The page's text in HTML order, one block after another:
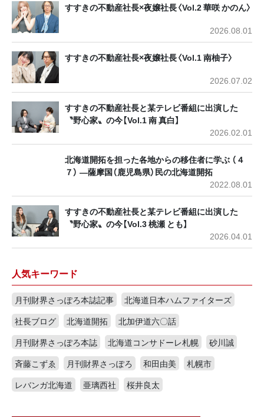
すすきの不動産社長×夜嬢社長〈Vol.2 華咲 かのん〉
2026.08.01
すすきの不動産社長×夜嬢社長〈Vol.1 南柚子〉
2026.07.02
すすきの不動産社長と某テレビ番組に出演した
〝野心家〟の今【Vol.1 南 真白】
2026.02.01
北海道開拓を担った各地からの移住者に学ぶ （４
７） ―薩摩国（鹿児島県）民の北海道開拓
2022.08.01
すすきの不動産社長と某テレビ番組に出演した
〝野心家〟の今【Vol.3 桃瀬 とも】
2026.04.01
人気キーワード
月刊財界さっぽろ本誌記事
北海道日本ハムファイターズ
社長ブログ
北海道開拓
北加伊道六〇話
月刊財界さっぽろ本誌
北海道コンサドーレ札幌
砂川誠
斉藤こずゑ
月刊財界さっぽろ 和田由美
札幌市
レバンガ北海道
亜璃西社 桜井良太